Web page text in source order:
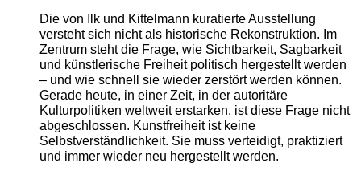
Die von Ilk und Kittelmann kuratierte Ausstellung
versteht sich nicht als historische Rekonstruktion. Im
Zentrum steht die Frage, wie Sichtbarkeit, Sagbarkeit
und künstlerische Freiheit politisch hergestellt werden
– und wie schnell sie wieder zerstört werden können.
Gerade heute, in einer Zeit, in der autoritäre
Kulturpolitiken weltweit erstarken, ist diese Frage nicht
abgeschlossen. Kunstfreiheit ist keine
Selbstverständlichkeit. Sie muss verteidigt, praktiziert
und immer wieder neu hergestellt werden.